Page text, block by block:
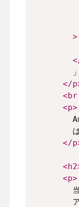
>
」
</p
<br
<p>
は
</p
<h2
<p>
当
ア